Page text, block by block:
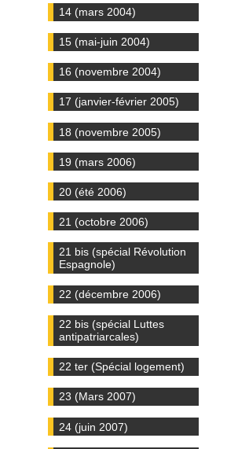
14 (mars 2004)
15 (mai-juin 2004)
16 (novembre 2004)
17 (janvier-février 2005)
18 (novembre 2005)
19 (mars 2006)
20 (été 2006)
21 (octobre 2006)
21 bis (spécial Révolution
Espagnole)
22 (décembre 2006)
22 bis (spécial Luttes
antipatriarcales)
22 ter (Spécial logement)
23 (Mars 2007)
24 (juin 2007)